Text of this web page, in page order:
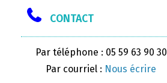
CONTACT
Par téléphone : 05 59 63 90 30
Par courriel : Nous écrire